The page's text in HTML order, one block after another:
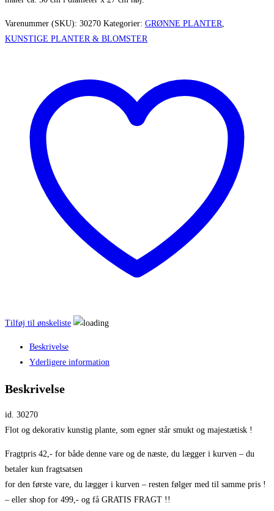
Varenummer (SKU): 30270 Kategorier: GRØNNE PLANTER
KUNSTIGE PLANTER & BLOMSTER
Tilføj til ønskeliste
Beskrivelse
Yderligere information
Beskrivelse
id. 30270
Flot og dekorativ kunstig plante, som egner står smukt og majestætisk !
Fragtpris 42,- for både denne vare og de næste, du lægger i kurven – du
betaler kun fragtsatsen
for den første vare, du lægger i kurven – resten følger med til samme pris !
– eller shop for 499,- og få GRATIS FRAGT !!